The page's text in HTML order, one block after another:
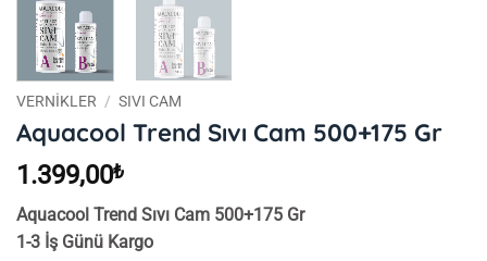
VERNIKLER / SIVI CAM
Aquacool Trend Sıvı Cam 500+175 Gr
1.399,00₺
Aquacool Trend Sıvı Cam 500+175 Gr
1-3 İş Günü Kargo